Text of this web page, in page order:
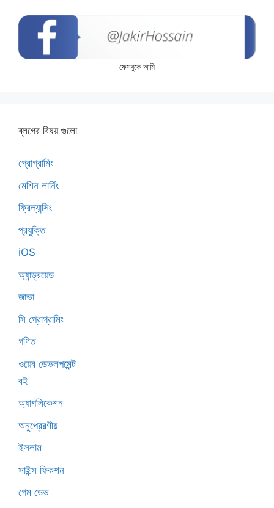
ফেসবুকে আমি
ব্লগের বিষয় গুলো
প্রোগ্রামিং
মেশিন লার্নিং
ফ্রিল্যান্সিং
প্রযুক্তি
iOS
অ্যান্ড্রয়েড
জাভা
সি প্রোগ্রামিং
গণিত
ওয়েব ডেভলপমেন্ট
বই
অ্যাপলিকেশন
অনুপ্রেরণীয়
ইসলাম
সাইন্স ফিকশন
গেম ডেভ